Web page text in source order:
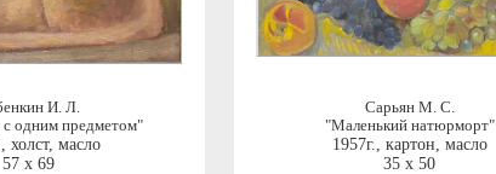
И. Л.
одним предметом"
, холст, масло
57 x 69
Сарьян М. С.
"Маленький натюрморт"
1957г., картон, масло
35 x 50